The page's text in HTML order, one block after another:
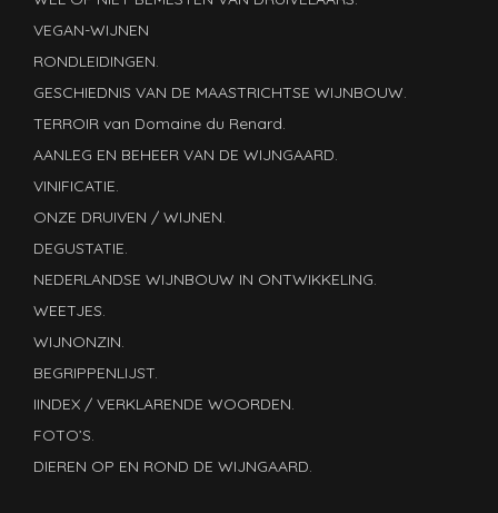
VEGAN-WIJNEN
RONDLEIDINGEN.
GESCHIEDNIS VAN DE MAASTRICHTSE WIJNBOUW.
TERROIR van Domaine du Renard.
AANLEG EN BEHEER VAN DE WIJNGAARD.
VINIFICATIE.
ONZE DRUIVEN / WIJNEN.
DEGUSTATIE.
NEDERLANDSE WIJNBOUW IN ONTWIKKELING.
WEETJES.
WIJNONZIN.
BEGRIPPENLIJST.
IINDEX / VERKLARENDE WOORDEN.
FOTO’S.
DIEREN OP EN ROND DE WIJNGAARD.